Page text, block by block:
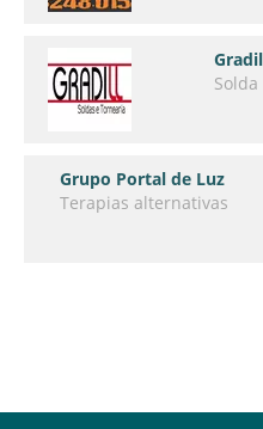
Solda
Grupo Portal de Luz
Terapias alternativas